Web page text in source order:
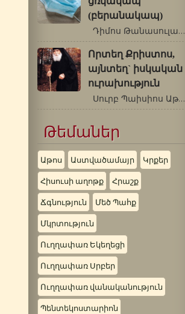
(բերանակապ)
Դիմոս Թանասուլաս, փաստաբան, Հունաստան…
Որտեղ Քրիստոս,
այնտեղ` իսկական
ուրախություն
Սուրբ Պաիսիոս Աթոսացի …
Թեմաներ
Աթոս Աստվածամայր Կրքեր
Հիսուսի աղոթք Հրաշք
Ճգնություն Մեծ Պահք
Մկրտություն
Ուղղափառ Եկեղեցի
Ուղղափառ Սրբեր
Ուղղափառ վանականություն
Պենտեկոստարիոն